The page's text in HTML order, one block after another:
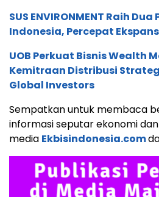
SUS ENVIRONMENT Raih
Indonesia, Percepat
UOB Perkuat Bisnis Wealth
Kemitraan Distribusi
Global Investors
Sempatkan untuk membaca
informasi seputar ekonomi
media Ekbisindonesia.com